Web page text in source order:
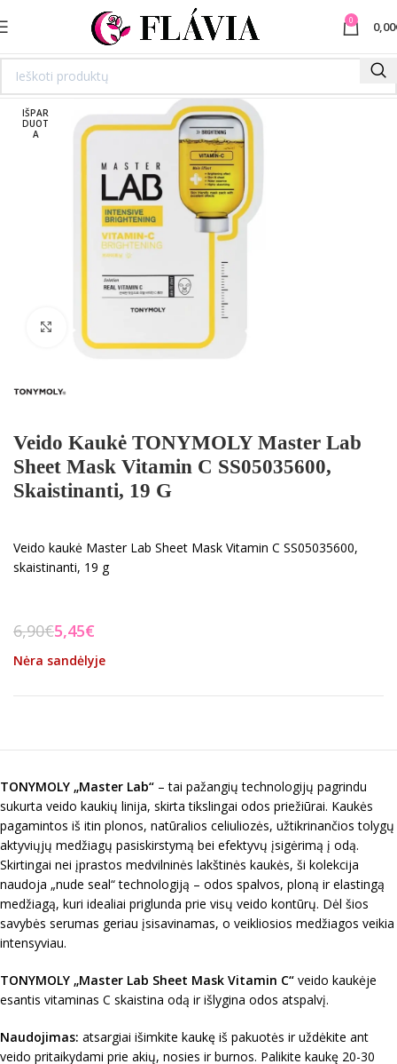
0 0,00
IŠPAR
DUOT
A
Veido Kaukė TONYMOLY Master Lab
Sheet Mask Vitamin C SS05035600,
Skaistinanti, 19 G
Veido kaukė Master Lab Sheet Mask Vitamin C SS05035600,
skaistinanti, 19 g
6,90€5,45€
Nėra sandėlyje
TONYMOLY „Master Lab“ – tai pažangių technologijų pagrindu
sukurta veido kaukių linija, skirta tikslingai odos priežiūrai. Kaukės
pagamintos iš itin plonos, natūralios celiuliozės, užtikrinančios tolygų
aktyviųjų medžiagų pasiskirstymą bei efektyvų įsigėrimą į odą.
Skirtingai nei įprastos medvilninės lakštinės kaukės, ši kolekcija
naudoja „nude seal“ technologiją – odos spalvos, ploną ir elastingą
medžiagą, kuri idealiai priglunda prie visų veido kontūrų. Dėl šios
savybės serumas geriau įsisavinamas, o veikliosios medžiagos veikia
intensyviau.
TONYMOLY „Master Lab Sheet Mask Vitamin C“ veido kaukėje
esantis vitaminas C skaistina odą ir išlygina odos atspalvį.
Naudojimas: atsargiai išimkite kaukę iš pakuotės ir uždėkite ant
veido pritaikydami prie akių, nosies ir burnos. Palikite kaukę 20-30